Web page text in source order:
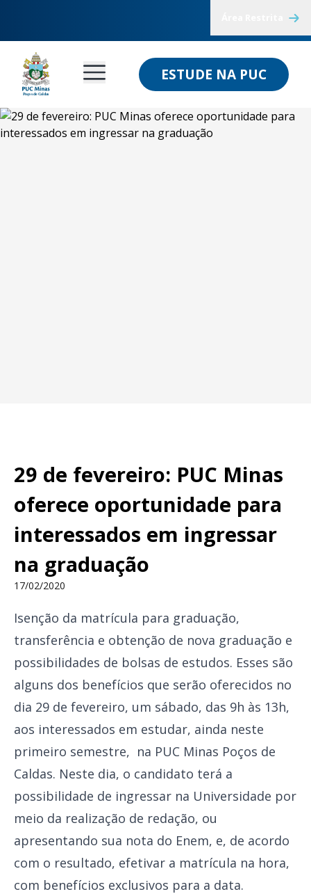
ESTUDE NA PUC
29 de fevereiro: PUC Minas
oferece oportunidade para
interessados em ingressar
na graduação
17/02/2020
Isenção da matrícula para graduação,
transferência e obtenção de nova graduação e
possibilidades de bolsas de estudos. Esses são
alguns dos benefícios que serão oferecidos no
dia 29 de fevereiro, um sábado, das 9h às 13h,
aos interessados em estudar, ainda neste
primeiro semestre, na PUC Minas Poços de
Caldas. Neste dia, o candidato terá a
possibilidade de ingressar na Universidade por
meio da realização de redação, ou
apresentando sua nota do Enem, e, de acordo
com o resultado, efetivar a matrícula na hora,
com benefícios exclusivos para a data.